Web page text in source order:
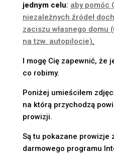
jednym celu: aby pomóc
niezależnych źródeł
zaciszu własnego domu
na tzw. autopilocie).
I mogę Cię zapewnić, że
co robimy.
Poniżej umieściłem
na którą przychodzą
prowizji.
Są tu pokazane prowizje
darmowego programu